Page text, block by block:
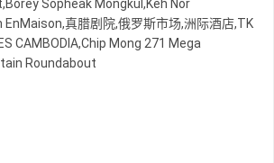
Sopheak Mongkul,Keh Nor
真腊剧院,俄罗斯市场,洲际酒店,TK
CAMBODIA,Chip Mong 271 Mega
Roundabout